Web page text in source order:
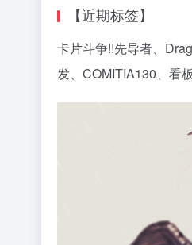
【近期标签】
卡片斗争!!先导者、
发、COMITIA130、看